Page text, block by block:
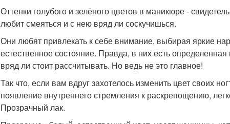
Оттенки голубого и зелёного цветов в маникюре -
любит смеяться и с нею вряд ли соскучишься.
Они любят привлекать к себе внимание, выбирая яркие
естественное состояние. Правда, в них есть
вряд ли стоит рассчитывать. Но ведь не это главное!
Так что, если вам вдруг захотелось изменить цвет своих
появление внутреннего стремления к раскрепощению,
Прозрачный лак.